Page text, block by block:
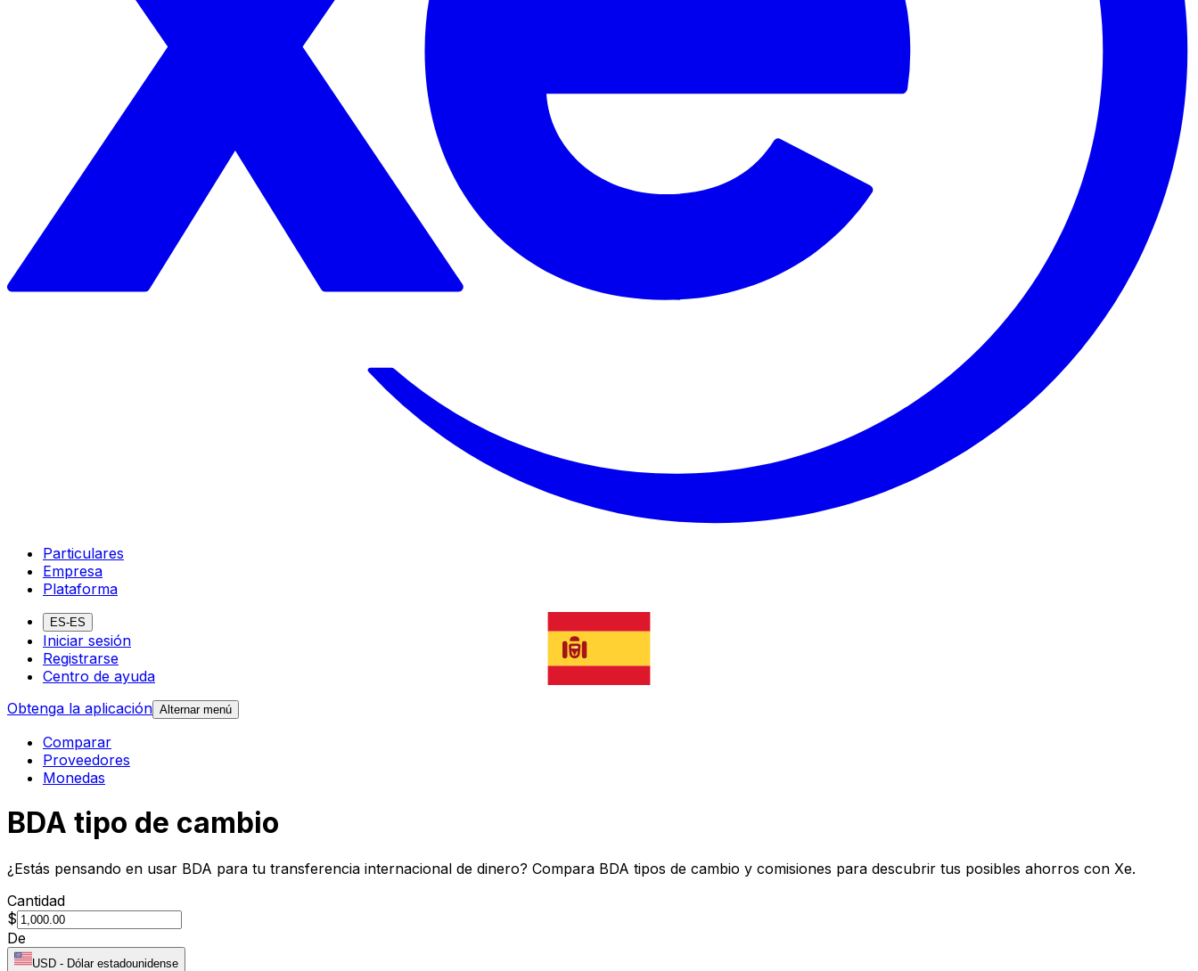
Particulares
Empresa
Plataforma
ES-ES
Iniciar sesión
Registrarse
Centro de ayuda
Obtenga la aplicación Alternar menú
Comparar
Proveedores
Monedas
BDA tipo de cambio
¿Estás pensando en usar BDA para tu transferencia internacional de dinero? Compara BDA tipos de cambio y comisiones para descubrir tus posibles ahorros con Xe.
Cantidad
$
De
USD - Dólar estadounidense